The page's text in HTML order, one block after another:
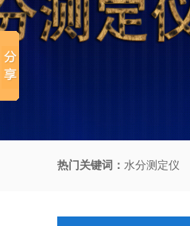
热门关键词： 水分测定仪